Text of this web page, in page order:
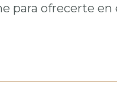
para ofrecerte en